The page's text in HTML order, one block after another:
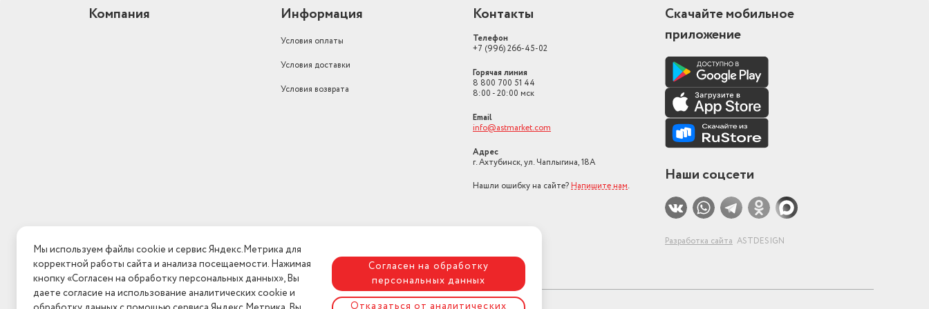
Компания Информация
Условия оплаты
Условия доставки
Условия возврата
Контакты
Телефон
+7 (996) 266-45-02
Горячая линия
8 800 700 51 44
8:00 - 20:00 мск
Email
info@astmarket.com
Адрес
г. Ахтубинск, ул. Чаплыгина, 18А
Нашли ошибку на сайте? Напишите нам.
Скачайте мобильное
приложение
Наши соцсети
Разработка сайта ASTDESIGN
Мы используем файлы cookie и сервис Яндекс.Метрика для
корректной работы сайта и анализа посещаемости. Нажимая
кнопку «Согласен на обработку персональных данных», Вы
даете согласие на использование аналитических cookie и
Согласен на обработку
персональных данных
Отказаться от аналитических